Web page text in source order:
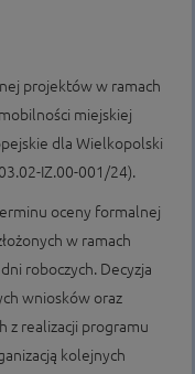
projektów w ramach
miejskiej
dla Wielkopolski
IZ.00-001/24).
oceny formalnej
w ramach
roboczych. Decyzja
wniosków oraz
z realizacji programu
kolejnych